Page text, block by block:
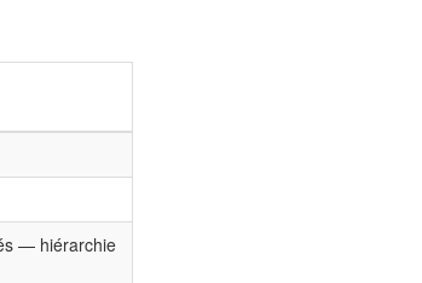
— hiérarchie